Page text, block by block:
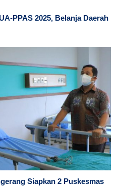
PPAS 2025, Belanja Daerah
Siapkan 2 Puskesmas